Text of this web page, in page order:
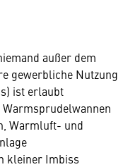
außer dem
gewerbliche Nutzung
ist erlaubt
Warmluft- und
kleiner Imbiss